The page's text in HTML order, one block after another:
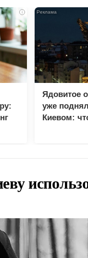
i
Ядовитое
уже
Киевом: